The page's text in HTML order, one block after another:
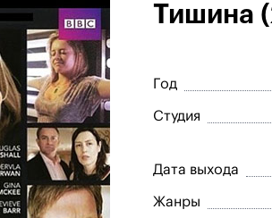
Тишина
Год
Студия
Дата выхода
Жанры